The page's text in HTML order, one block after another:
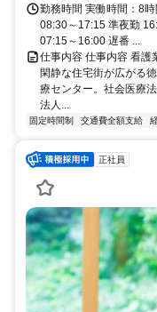
勤務時間 実働時間：8
08:30～17:15 準夜勤
07:15～16:00 遅番 ...
仕事内容 仕事内容 看護
閑静な住宅街が広がる
療センター。社会医療
法人...
固定時間制 交通費全額支給
正社員